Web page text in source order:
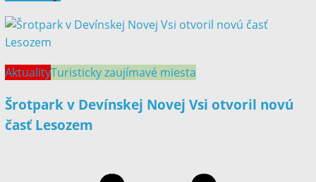
AktualityTuristicky zaujímavé miesta
Šrotpark v Devínskej Novej Vsi otvoril novú
časť Lesozem